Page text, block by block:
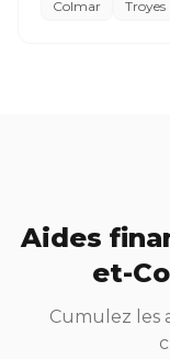
Colmar
Troyes
Aides
et-
Cumulez les